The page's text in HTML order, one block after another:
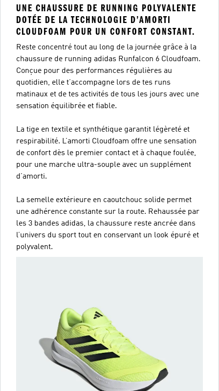
UNE CHAUSSURE DE RUNNING POLYVALENTE
DOTÉE DE LA TECHNOLOGIE D’AMORTI
CLOUDFOAM POUR UN CONFORT CONSTANT.
Reste concentré tout au long de la journée grâce à la
chaussure de running adidas Runfalcon 6 Cloudfoam.
Conçue pour des performances régulières au
quotidien, elle t’accompagne lors de tes runs
matinaux et de tes activités de tous les jours avec une
sensation équilibrée et fiable.
La tige en textile et synthétique garantit légèreté et
respirabilité. L’amorti Cloudfoam offre une sensation
de confort dès le premier contact et à chaque foulée,
pour une marche ultra-souple avec un supplément
d’amorti.
La semelle extérieure en caoutchouc solide permet
une adhérence constante sur la route. Rehaussée par
les 3 bandes adidas, la chaussure reste ancrée dans
l’univers du sport tout en conservant un look épuré et
polyvalent.